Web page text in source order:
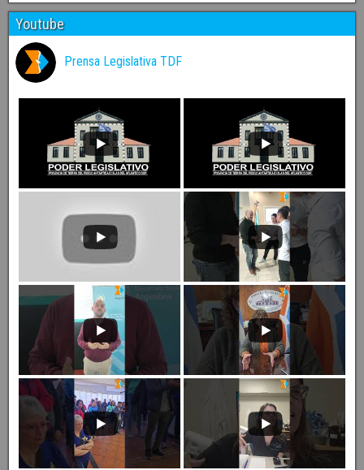
Youtube
Prensa Legislativa TDF